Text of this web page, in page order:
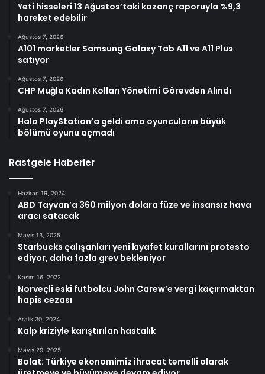
Yeti hisseleri 13 Ağustos’taki kazanç raporuyla %9,3
hareket edebilir
Ağustos 7, 2026
A101 marketler Samsung Galaxy Tab A11 ve A11 Plus
satıyor
Ağustos 7, 2026
CHP Muğla Kadın Kolları Yönetimi Görevden Alındı
Ağustos 7, 2026
Halo PlayStation’a geldi ama oyuncuların büyük
bölümü oyunu açmadı
Rastgele Haberler
Haziran 19, 2024
ABD Tayvan’a 360 milyon dolara füze ve insansız hava
aracı satacak
Mayıs 13, 2025
Starbucks çalışanları yeni kıyafet kurallarını protesto
ediyor, daha fazla grev bekleniyor
Kasım 16, 2022
Norveçli eski futbolcu John Carew’e vergi kaçırmaktan
hapis cezası
Aralık 30, 2024
Kalp kriziyle karıştırılan hastalık
Mayıs 29, 2025
Bolat: Türkiye ekonomimiz ihracat temelli olarak